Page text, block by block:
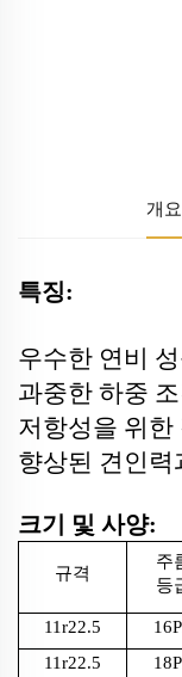
개요
특징:
우수한 연비
과중한 하중
저항성을 위한
향상된 견인력
크기 및 사양:
규격
주
등
11r22.5
11r22.5